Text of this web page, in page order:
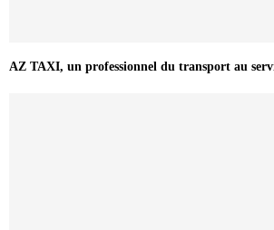
AZ TAXI, un professionnel du transport au